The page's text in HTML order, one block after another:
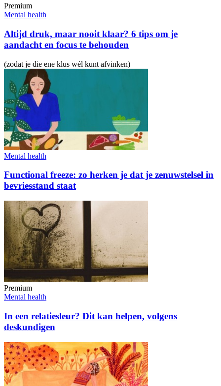
Premium
Mental health
Altijd druk, maar nooit klaar? 6 tips om je
aandacht en focus te behouden
(zodat je die ene klus wél kunt afvinken)
Mental health
Functional freeze: zo herken je dat je zenuwstelsel in
bevriesstand staat
Premium
Mental health
In een relatiesleur? Dit kan helpen, volgens
deskundigen